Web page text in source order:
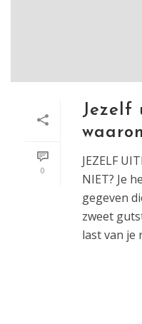
0
Jezelf
JEZELF
NIET? Je
gegeven
zweet
last van je